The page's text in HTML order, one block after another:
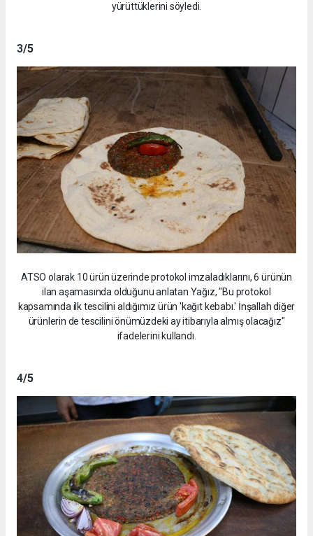
yürüttüklerini söyledi.
3/5
ATSO olarak 10 ürün üzerinde protokol imzaladıklarını, 6 ürünün
ilan aşamasında olduğunu anlatan Yağız, "Bu protokol
kapsamında ilk tescilini aldığımız ürün 'kağıt kebabı.' İnşallah diğer
ürünlerin de tescilini önümüzdeki ay itibarıyla almış olacağız"
ifadelerini kullandı.
4/5